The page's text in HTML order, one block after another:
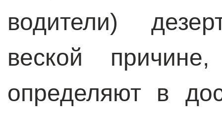
водители)
веской
определяют в